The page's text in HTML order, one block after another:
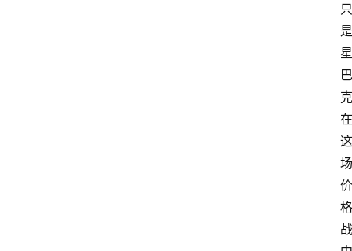
只
是
星
巴
克
在
这
场
价
格
战